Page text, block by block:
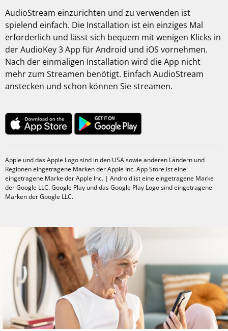
AudioStream einzurichten und zu verwenden ist
spielend einfach. Die Installation ist ein einziges Mal
erforderlich und lässt sich bequem mit wenigen Klicks in
der AudioKey 3 App für Android und iOS vornehmen.
Nach der einmaligen Installation wird die App nicht
mehr zum Streamen benötigt. Einfach AudioStream
anstecken und schon können Sie streamen.
Apple und das Apple Logo sind in den USA sowie anderen Ländern und
Regionen eingetragene Marken der Apple Inc. App Store ist eine
eingetragene Marke der Apple Inc. | Android ist eine eingetragene Marke
der Google LLC. Google Play und das Google Play Logo sind eingetragene
Marken der Google LLC.